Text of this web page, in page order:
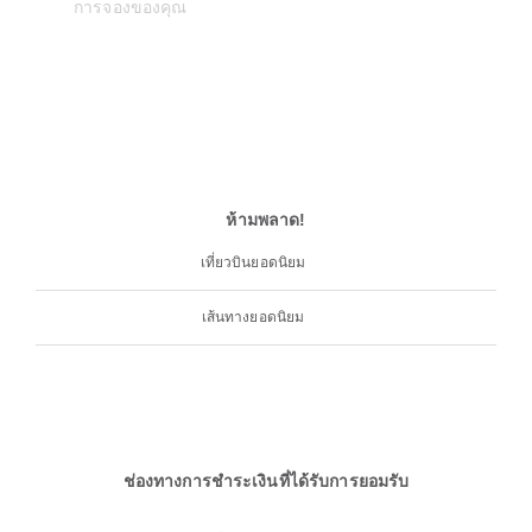
ห้ามพลาด!
เที่ยวบินยอดนิยม
เส้นทางยอดนิยม
ช่องทางการชำระเงินที่ได้รับการยอมรับ